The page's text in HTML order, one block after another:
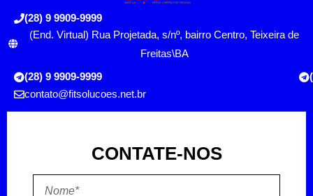
(28) 9 9909-9999
(End. Virtual) Rua Projetada, s/nº, bairro Centro, Teixeira de
Freitas\BA
(28) 9 9909-9999
contato@fitsolucoes.net.br
CONTATE-NOS